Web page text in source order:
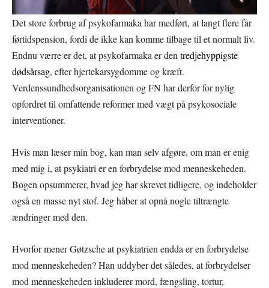
Det store forbrug af psykofarmaka har medført, at langt flere får
førtidspension, fordi de ikke kan komme tilbage til et normalt liv.
Endnu værre er det, at psykofarmaka er den tredjehyppigste
dødsårsag, efter hjertekarsygdomme og kræft.
Verdenssundhedsorganisationen og FN har derfor for nylig
opfordret til omfattende reformer med vægt på psykosociale
interventioner.
Hvis man læser min bog, kan man selv afgøre, om man er enig
med mig i, at psykiatri er en forbrydelse mod menneskeheden.
Bogen opsummerer, hvad jeg har skrevet tidligere, og indeholder
også en masse nyt stof. Jeg håber at opnå nogle tiltrængte
ændringer med den.
Hvorfor mener Gøtzsche at psykiatrien endda er en forbrydelse
mod menneskeheden? Han uddyber det således, at forbrydelser
mod menneskeheden inkluderer mord, fængsling, tortur,